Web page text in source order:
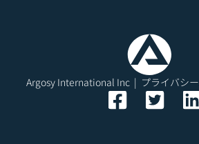
Argosy International Inc | プライバシー